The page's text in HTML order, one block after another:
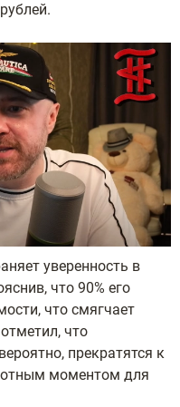
уверенность в
что 90% его
что смягчает
что
прекратятся к
моментом для